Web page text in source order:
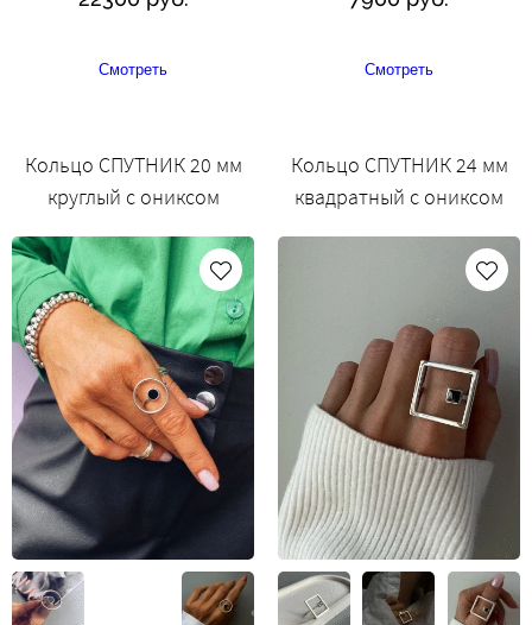
Смотреть Смотреть
Кольцо СПУТНИК 20 мм
круглый с ониксом
Кольцо СПУТНИК 24 мм
квадратный с ониксом